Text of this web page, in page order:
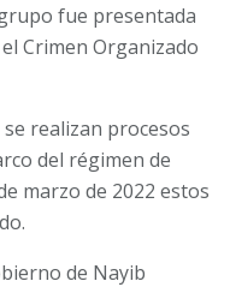
El Salvador
fue presentada
Crimen Organizado
realizan procesos
del régimen de
marzo de 2022 estos
de Nayib